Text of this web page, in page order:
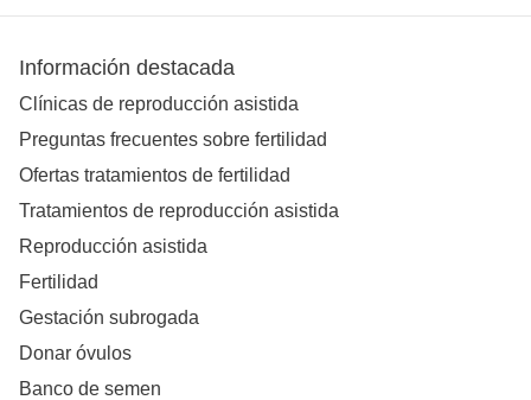
Información destacada
Clínicas de reproducción asistida
Preguntas frecuentes sobre fertilidad
Ofertas tratamientos de fertilidad
Tratamientos de reproducción asistida
Reproducción asistida
Fertilidad
Gestación subrogada
Donar óvulos
Banco de semen